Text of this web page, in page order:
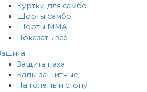
Куртки для самбо
Шорты самбо
Шорты MMA
Показать все
Защита паха
Капы защитные
На голень и стопу